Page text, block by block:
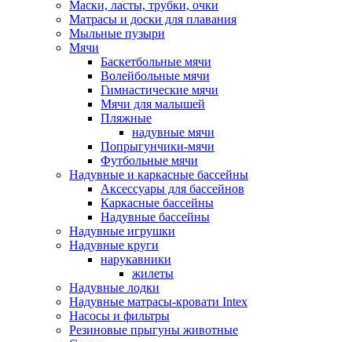
Маски, ласты, трубки, очки
Матрасы и доски для плавания
Мыльные пузыри
Мячи
Баскетбольные мячи
Волейбольные мячи
Гимнастические мячи
Мячи для малышей
Пляжные
надувные мячи
Попрыгунчики-мячи
Футбольные мячи
Надувные и каркасные бассейны
Аксессуары для бассейнов
Каркасные бассейны
Надувные бассейны
Надувные игрушки
Надувные круги
нарукавники
жилеты
Надувные лодки
Надувные матрасы-кровати Intex
Насосы и фильтры
Резиновые прыгуны животные